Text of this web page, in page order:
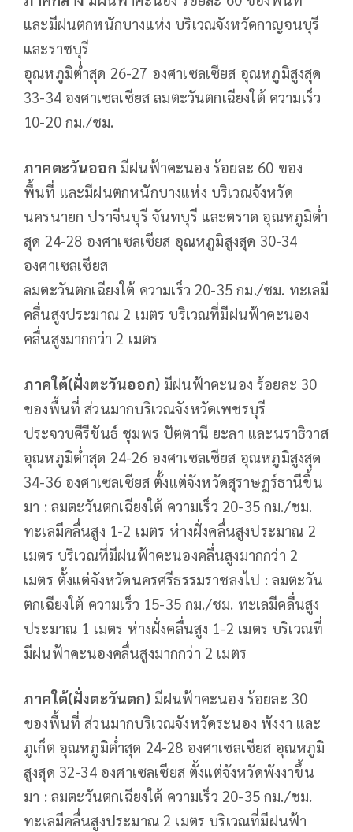
และมีฝนตกหนักบางแห่ง บริเวณจังหวัดกาญจนบุรี
และราชบุรี
อุณหภูมิต่ำสุด 26-27 องศาเซลเซียส อุณหภูมิสูงสุด
33-34 องศาเซลเซียส ลมตะวันตกเฉียงใต้ ความเร็ว
10-20 กม./ชม.
ภาคตะวันออก มีฝนฟ้าคะนอง ร้อยละ 60 ของ
พื้นที่ และมีฝนตกหนักบางแห่ง บริเวณจังหวัด
นครนายก ปราจีนบุรี จันทบุรี และตราด อุณหภูมิต่ำ
สุด 24-28 องศาเซลเซียส อุณหภูมิสูงสุด 30-34
องศาเซลเซียส
ลมตะวันตกเฉียงใต้ ความเร็ว 20-35 กม./ชม. ทะเลมี
คลื่นสูงประมาณ 2 เมตร บริเวณที่มีฝนฟ้าคะนอง
คลื่นสูงมากกว่า 2 เมตร
ภาคใต้(ฝั่งตะวันออก)มีฝนฟ้าคะนอง ร้อยละ 30
ของพื้นที่ ส่วนมากบริเวณจังหวัดเพชรบุรี
ประจวบคีรีขันธ์ ชุมพร ปัตตานี ยะลา และนราธิวาส
อุณหภูมิต่ำสุด 24-26 องศาเซลเซียส อุณหภูมิสูงสุด
34-36 องศาเซลเซียส ตั้งแต่จังหวัดสุราษฎร์ธานีขึ้น
มา : ลมตะวันตกเฉียงใต้ ความเร็ว 20-35 กม./ชม.
ทะเลมีคลื่นสูง 1-2 เมตร ห่างฝั่งคลื่นสูงประมาณ 2
เมตร บริเวณที่มีฝนฟ้าคะนองคลื่นสูงมากกว่า 2
เมตร ตั้งแต่จังหวัดนครศรีธรรมราชลงไป : ลมตะวัน
ตกเฉียงใต้ ความเร็ว 15-35 กม./ชม. ทะเลมีคลื่นสูง
ประมาณ 1 เมตร ห่างฝั่งคลื่นสูง 1-2 เมตร บริเวณที่
มีฝนฟ้าคะนองคลื่นสูงมากกว่า 2 เมตร
ภาคใต้(ฝั่งตะวันตก)มีฝนฟ้าคะนอง ร้อยละ 30
ของพื้นที่ ส่วนมากบริเวณจังหวัดระนอง พังงา และ
ภูเก็ต อุณหภูมิต่ำสุด 24-28 องศาเซลเซียส อุณหภูมิ
สูงสุด 32-34 องศาเซลเซียส ตั้งแต่จังหวัดพังงาขึ้น
มา : ลมตะวันตกเฉียงใต้ ความเร็ว 20-35 กม./ชม.
ทะเลมีคลื่นสูงประมาณ 2 เมตร บริเวณที่มีฝนฟ้า